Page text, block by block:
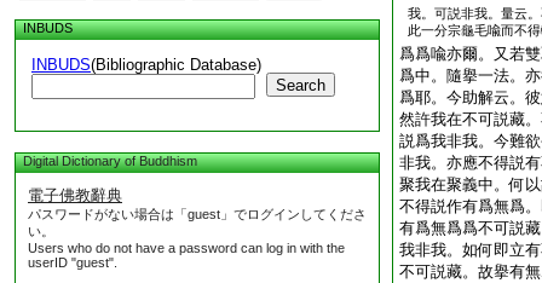
INBUDS
INBUDS(Bibliographic Database)
Search
Digital Dictionary of Buddhism
電子佛教辭典
パスワードがない場合は「guest」でログインしてくださ
い。
Users who do not have a password can log in with the
userID "guest".
我。可説非我。量云
此一分宗龜毛喩而不
爲爲喩亦爾。又若
爲中。隨擧一法。
爲耶。今助解云。
然許我在不可説藏
説爲我非我。今難
非我。亦應不得説
聚我在聚義中。何
不得説作有爲無爲
有爲無爲爲不可説
我非我。如何即立
不可説藏。故擧有